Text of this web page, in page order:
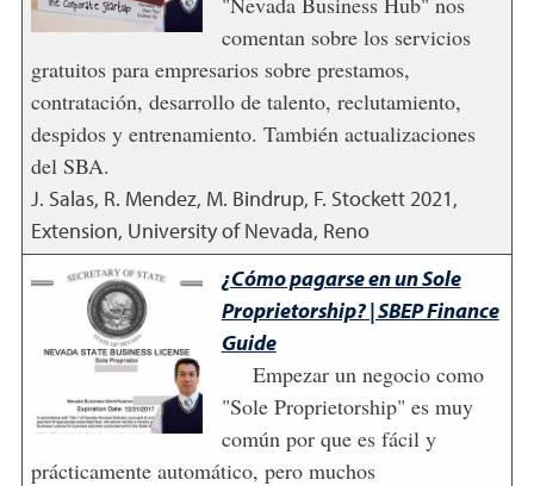
comentan sobre los servicios
gratuitos para empresarios sobre prestamos,
contratación, desarrollo de talento, reclutamiento,
despidos y entrenamiento. También actualizaciones
del SBA.
J. Salas, R. Mendez, M. Bindrup, F. Stockett2021,
Extension, University of Nevada, Reno
¿Cómo pagarse en un Sole
Proprietorship? | SBEP Finance
Guide
Empezar un negocio como
"Sole Proprietorship" es muy
común por que es fácil y
prácticamente automático, pero muchos